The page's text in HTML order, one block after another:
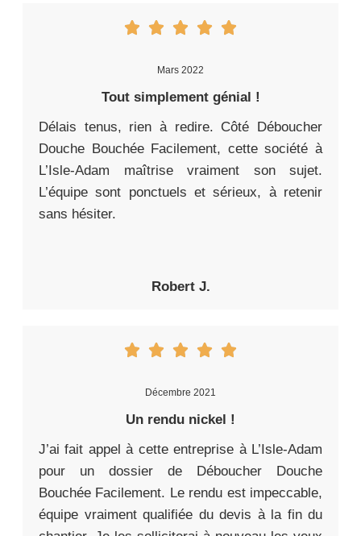
Mars 2022
Tout simplement génial !
Délais tenus, rien à redire. Côté Déboucher
Douche Bouchée Facilement, cette société à
L’Isle-Adam maîtrise vraiment son sujet.
L’équipe sont ponctuels et sérieux, à retenir
sans hésiter.
Robert J.
Décembre 2021
Un rendu nickel !
J’ai fait appel à cette entreprise à L’Isle-Adam
pour un dossier de Déboucher Douche
Bouchée Facilement. Le rendu est impeccable,
équipe vraiment qualifiée du devis à la fin du